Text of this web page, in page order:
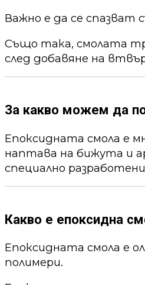
Важно е да се
Също така, смолата
след добавяне на
За какво можем да
Епоксидната смола е
наптава на бижута и
специално
Какво е епоксидна
Епоксидната смола е
полимери.